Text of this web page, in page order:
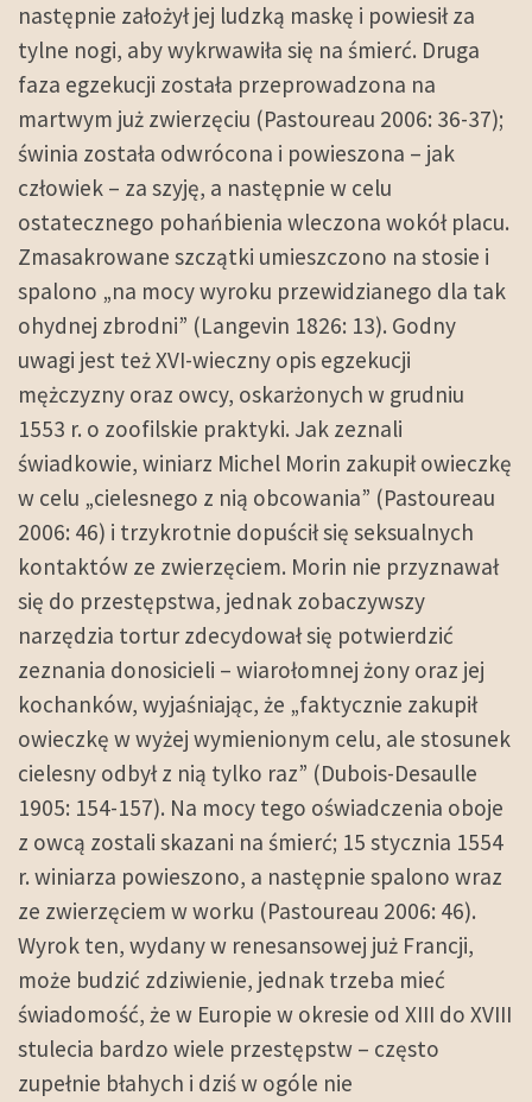
następnie założył jej ludzką maskę i powiesił za
tylne nogi, aby wykrwawiła się na śmierć. Druga
faza egzekucji została przeprowadzona na
martwym już zwierzęciu (Pastoureau 2006: 36-37);
świnia została odwrócona i powieszona – jak
człowiek – za szyję, a następnie w celu
ostatecznego pohańbienia wleczona wokół placu.
Zmasakrowane szczątki umieszczono na stosie i
spalono „na mocy wyroku przewidzianego dla tak
ohydnej zbrodni” (Langevin 1826: 13). Godny
uwagi jest też XVI-wieczny opis egzekucji
mężczyzny oraz owcy, oskarżonych w grudniu
1553 r. o zoofilskie praktyki. Jak zeznali
świadkowie, winiarz Michel Morin zakupił owieczkę
w celu „cielesnego z nią obcowania” (Pastoureau
2006: 46) i trzykrotnie dopuścił się seksualnych
kontaktów ze zwierzęciem. Morin nie przyznawał
się do przestępstwa, jednak zobaczywszy
narzędzia tortur zdecydował się potwierdzić
zeznania donosicieli – wiarołomnej żony oraz jej
kochanków, wyjaśniając, że „faktycznie zakupił
owieczkę w wyżej wymienionym celu, ale stosunek
cielesny odbył z nią tylko raz” (Dubois-Desaulle
1905: 154-157). Na mocy tego oświadczenia oboje
z owcą zostali skazani na śmierć; 15 stycznia 1554
r. winiarza powieszono, a następnie spalono wraz
ze zwierzęciem w worku (Pastoureau 2006: 46).
Wyrok ten, wydany w renesansowej już Francji,
może budzić zdziwienie, jednak trzeba mieć
świadomość, że w Europie w okresie od XIII do XVIII
stulecia bardzo wiele przestępstw – często
zupełnie błahych i dziś w ogóle nie